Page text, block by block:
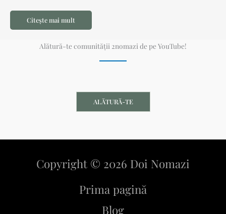
Citește mai mult
Alătură-te comunității 2nomazi de pe YouTube!
ALĂTURĂ-TE
Copyright © 2026 Doi Nomazi
Prima pagină
Blog